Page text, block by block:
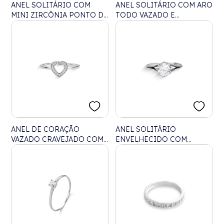
ANEL SOLITÁRIO COM
MINI ZIRCÔNIA PONTO DE
LUZ
ANEL SOLITÁRIO COM ARO
TODO VAZADO E
ZIRCÔNIA CRISTAL
ANEL DE CORAÇÃO
VAZADO CRAVEJADO COM
ZIRCÔNIA
ANEL SOLITÁRIO
ENVELHECIDO COM
ZIRCÔNIA